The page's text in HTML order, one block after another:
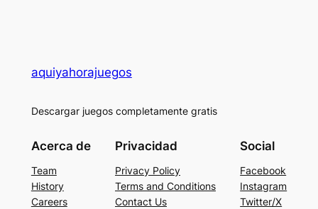
aquiyahorajuegos
Descargar juegos completamente gratis
Acerca de
Team
History
Careers
Privacidad
Privacy Policy
Terms and Conditions
Contact Us
Social
Facebook
Instagram
Twitter/X